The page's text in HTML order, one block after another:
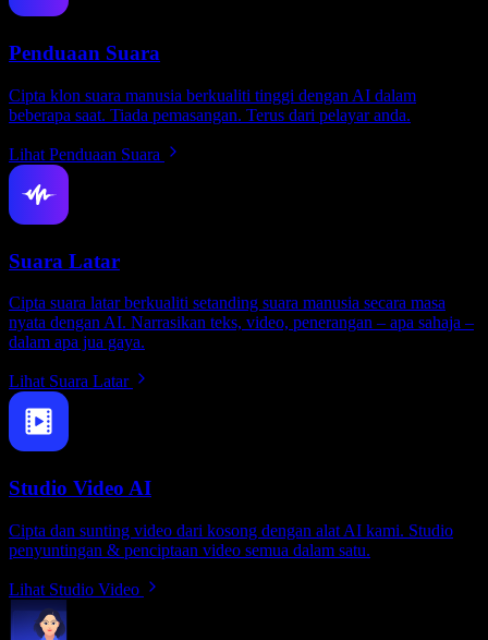
Penduaan Suara
Cipta klon suara manusia berkualiti tinggi dengan AI dalam
beberapa saat. Tiada pemasangan. Terus dari pelayar anda.
Lihat Penduaan Suara
Suara Latar
Cipta suara latar berkualiti setanding suara manusia secara masa
nyata dengan AI. Narrasikan teks, video, penerangan – apa sahaja –
dalam apa jua gaya.
Lihat Suara Latar
Studio Video AI
Cipta dan sunting video dari kosong dengan alat AI kami. Studio
penyuntingan & penciptaan video semua dalam satu.
Lihat Studio Video